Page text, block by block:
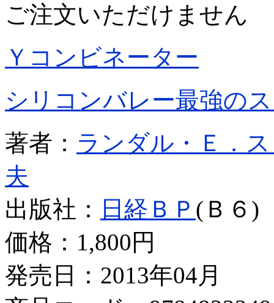
ご注文いただけません
Ｙコンビネーター
シリコンバレー最強の
著者： ランダル・Ｅ．
夫
出版社：
日経ＢＰ (Ｂ６)
価格： 1,800円
発売日：2013年04月